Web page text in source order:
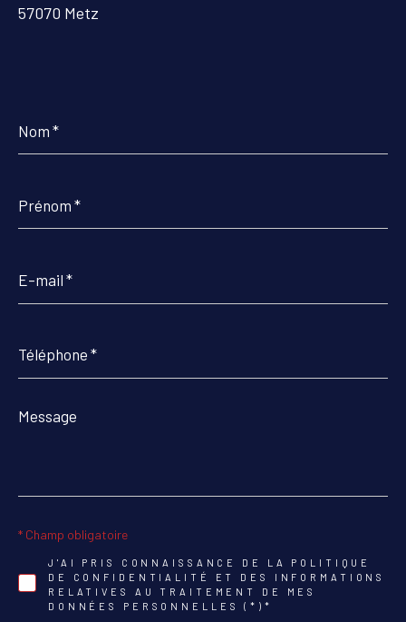
57070 Metz
*
*
mail
*
Message
*
J'AI PRIS CONNAISSANCE DE LA POLITIQUE
DE CONFIDENTIALITÉ ET DES INFORMATIONS
RELATIVES AU TRAITEMENT DE MES
DONNÉES PERSONNELLES (*)*
* Champ obligatoire